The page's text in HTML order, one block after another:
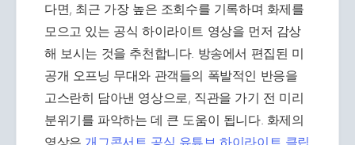
다면, 최근 가장 높은 조회수를 기록하며 화제를
모으고 있는 공식 하이라이트 영상을 먼저 감상
해 보시는 것을 추천합니다. 방송에서 편집된 미
공개 오프닝 무대와 관객들의 폭발적인 반응을
고스란히 담아낸 영상으로, 직관을 가기 전 미리
분위기를 파악하는 데 큰 도움이 됩니다. 화제의
영상은 개그콘서트 공식 유튜브 하이라이트 클립